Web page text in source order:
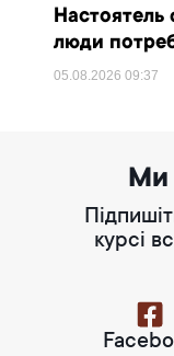
Настоятель
люди
05.08.202609:37
Ми
курсі